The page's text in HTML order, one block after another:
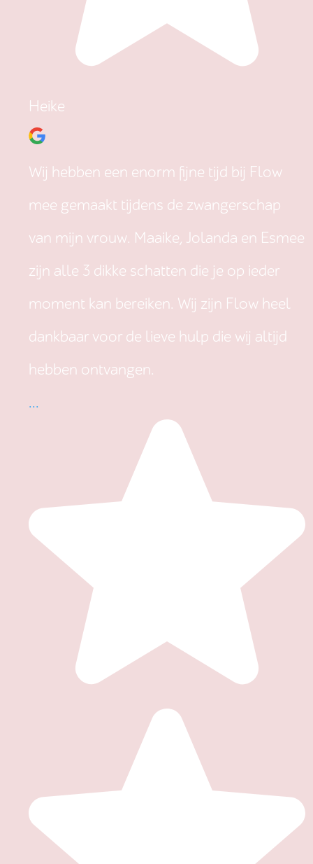
Heike
Wij hebben een enorm fijne tijd bij Flow
mee gemaakt tijdens de zwangerschap
van mijn vrouw. Maaike, Jolanda en Esmee
zijn alle 3 dikke schatten die je op ieder
moment kan bereiken. Wij zijn Flow heel
dankbaar voor de lieve hulp die wij altijd
hebben ontvangen.
...